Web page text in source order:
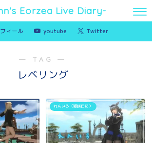
Eorzea Live Diary-
ィール youtube Twitter
― TAG ―
レベリング
れんいろ（雑談日記）